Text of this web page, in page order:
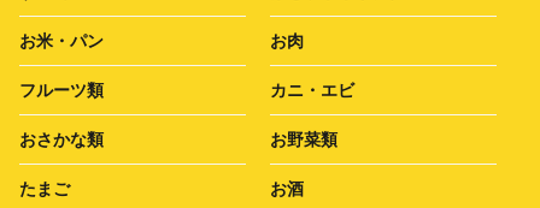
お米・パン お肉
フルーツ類 カニ・エビ
おさかな類 お野菜類
たまご お酒